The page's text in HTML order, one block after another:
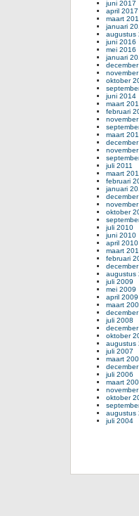
juni 2017
april 2017
maart
januari
augustus
juni 2016
mei 2016
januari
oktober
juni 2014
maart
februari
maart
juli 2011
maart
februari
januari
oktober
juli 2010
juni 2010
april 2010
maart
februari
augustus
juli 2009
mei 2009
april 2009
maart
juli 2008
oktober
augustus
juli 2007
maart
juli 2006
maart
oktober
augustus
juli 2004